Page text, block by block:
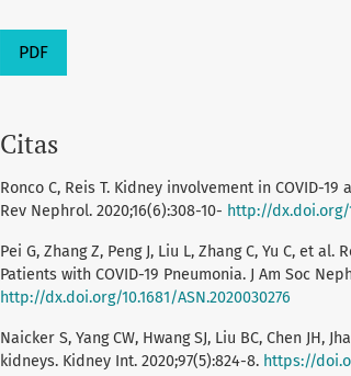
PDF
Citas
Ronco C, Reis T. Kidney involvement in COVID-
Rev Nephrol. 2020;16(6):308-10- http://dx.doi.org/
Pei G, Zhang Z, Peng J, Liu L, Zhang C, Yu C, et
Patients with COVID-19 Pneumonia. J Am Soc
http://dx.doi.org/10.1681/ASN.2020030276
Naicker S, Yang CW, Hwang SJ, Liu BC, Chen JH,
kidneys. Kidney Int. 2020;97(5):824-8. https://